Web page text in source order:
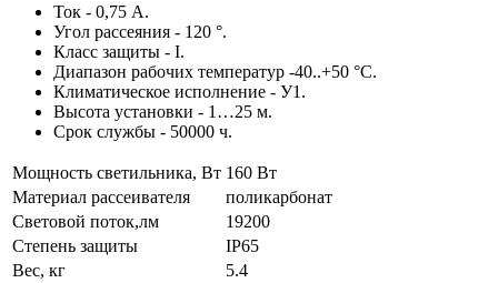
Ток - 0,75 А.
Угол рассеяния - 120 °.
Класс защиты - I.
Диапазон рабочих температур -40..+50 °С.
Климатическое исполнение - У1.
Высота установки - 1…25 м.
Срок службы - 50000 ч.
Мощность светильника, Вт 160 Вт
Материал рассеивателя
поликарбонат
Световой поток,лм
19200
Степень защиты
IP65
Вес, кг
5.4